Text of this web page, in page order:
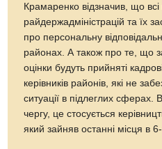
Крамаренко відзначив, що всі
райдержадміністрацій та їх
про персональну
районах. А також про те, що
оцінки будуть прийняті
керівників районів, які не
ситуації в підлеглих
чергу, це стосується
який зайняв останні місця в